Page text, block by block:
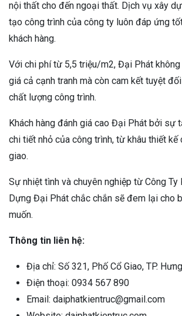
nội thất cho đến ngoại thất. Dịch vụ xây
tạo công trình của công ty luôn đáp ứng
khách hàng.
Với chi phí từ 5,5 triệu/m2, Đại Phát
giá cả cạnh tranh mà còn cam kết tuyệt
chất lượng công trình.
Khách hàng đánh giá cao Đại Phát bởi sự
chi tiết nhỏ của công trình, từ khâu thiết kế
giao.
Sự nhiệt tình và chuyên nghiệp từ Công Ty
Dựng Đại Phát chắc chắn sẽ đem lại cho
muốn.
Thông tin liên hệ:
Địa chỉ: Số 321, Phố Cổ Giao, TP.
Điện thoại: 0934 567 890
Email: daiphatkientruc@gmail.com